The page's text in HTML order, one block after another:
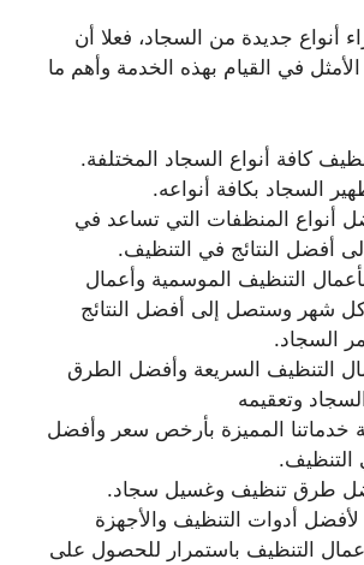
أنواع جديدة من السجاد، فعلا أن
في القيام بهذه الخدمة وأهم ما
كافة أنواع السجاد المختلفة.
السجاد بكافة أنواعه.
أنواع المنظفات التي تساعد في
أفضل النتائج في التنظيف.
التنظيف الموسمية وأعمال
شهر وستصل إلى أفضل النتائج
السجاد.
التنظيف السريعة وأفضل الطرق
وتعقيمه
خدماتنا المميزة بأرخص سعر وأفضل
التنظيف.
طرق تنظيف وغسيل سجاد.
لأفضل أدوات التنظيف والأجهزة
التنظيف باستمرار للحصول على